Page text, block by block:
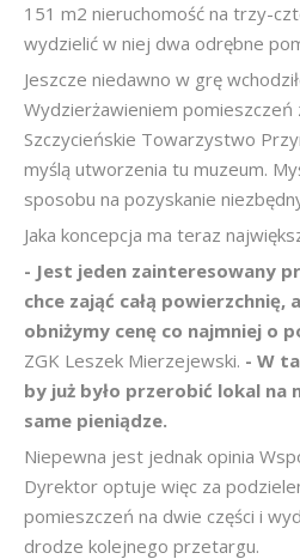
151 m2 nieruchomość na trzy-
wydzielić w niej dwa odrębne
Jeszcze niedawno w grę
Wydzierżawieniem pomieszczeń
Szczycieńskie Towarzystwo
myślą utworzenia tu muzeum.
sposobu na pozyskanie
Jaka koncepcja ma teraz
- Jest jeden zainteresowany
chce zająć całą powierzchnię,
obniżymy cenę co najmniej o
ZGK Leszek Mierzejewski. - W
by już było przerobić lokal na
same pieniądze.
Niepewna jest jednak opinia
Dyrektor optuje więc za
pomieszczeń na dwie części i
drodze kolejnego przetargu.